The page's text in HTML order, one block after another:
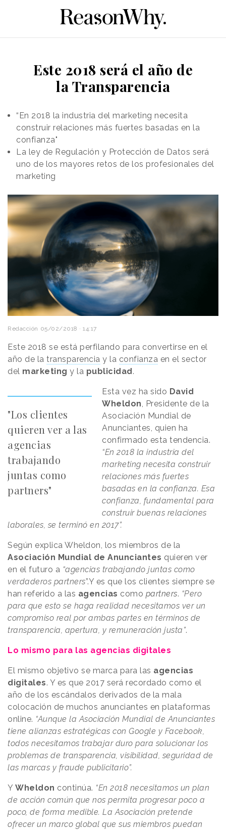
Este 2018 será el año de
la Transparencia
“En 2018 la industria del marketing necesita
construir relaciones más fuertes basadas en la
confianza"
La ley de Regulación y Protección de Datos será
uno de los mayores retos de los profesionales del
marketing
Redacción 05/02/2018 · 14:17
Este 2018 se está perfilando para convertirse en el
año de la transparencia y la confianza en el sector
del marketing y la publicidad .
"Los clientes
quieren ver a las
agencias
trabajando
juntas como
partners"
Esta vez ha sido David
Wheldon, Presidente de la
Asociación Mundial de
Anunciantes, quien ha
confirmado esta tendencia.
“En 2018 la industria del
marketing necesita construir
relaciones más fuertes
basadas en la confianza. Esa
confianza, fundamental para
construir buenas relaciones
laborales, se terminó en 2017”.
Según explica Wheldon, los miembros de la
Asociación Mundial de Anunciantes quieren ver
en el futuro a “agencias trabajando juntas como
verdaderos partners”.Y es que los clientes siempre se
han referido a las agencias como partners. “Pero
para que esto se haga realidad necesitamos ver un
compromiso real por ambas partes en términos de
transparencia, apertura, y remuneración justa”.
Lo mismo para las agencias digitales
El mismo objetivo se marca para las agencias
digitales. Y es que 2017 será recordado como el
año de los escándalos derivados de la mala
colocación de muchos anunciantes en plataformas
online. “Aunque la Asociación Mundial de Anunciantes
tiene alianzas estratégicas con Google y Facebook,
todos necesitamos trabajar duro para solucionar los
problemas de transparencia, visibilidad, seguridad de
las marcas y fraude publicitario”.
Y Wheldon continúa. “En 2018 necesitamos un plan
de acción común que nos permita progresar poco a
poco, de forma medible. La Asociación pretende
ofrecer un marco global que sus miembros puedan